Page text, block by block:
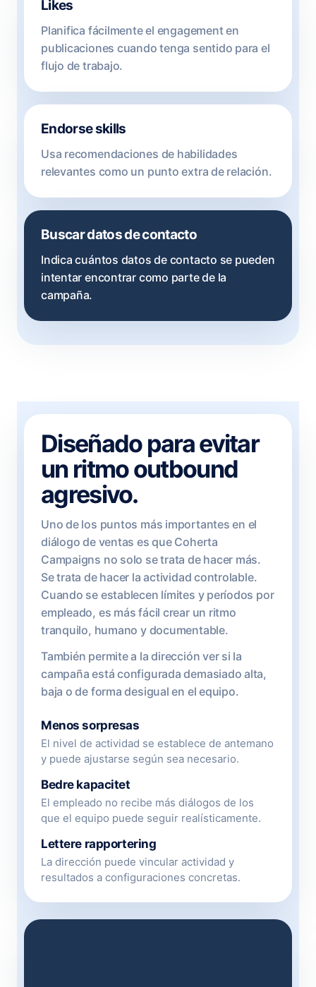
Likes
Planifica fácilmente el engagement en
publicaciones cuando tenga sentido para el
flujo de trabajo.
Endorse skills
Usa recomendaciones de habilidades
relevantes como un punto extra de relación.
Buscar datos de contacto
Indica cuántos datos de contacto se pueden
intentar encontrar como parte de la
campaña.
Diseñado para evitar
un ritmo outbound
agresivo.
Uno de los puntos más importantes en el
diálogo de ventas es que Coherta
Campaigns no solo se trata de hacer más.
Se trata de hacer la actividad controlable.
Cuando se establecen límites y períodos por
empleado, es más fácil crear un ritmo
tranquilo, humano y documentable.
También permite a la dirección ver si la
campaña está configurada demasiado alta,
baja o de forma desigual en el equipo.
Menos sorpresas
El nivel de actividad se establece de antemano
y puede ajustarse según sea necesario.
Bedre kapacitet
El empleado no recibe más diálogos de los
que el equipo puede seguir realísticamente.
Lettere rapportering
La dirección puede vincular actividad y
resultados a configuraciones concretas.